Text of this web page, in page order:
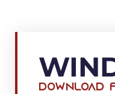
Download